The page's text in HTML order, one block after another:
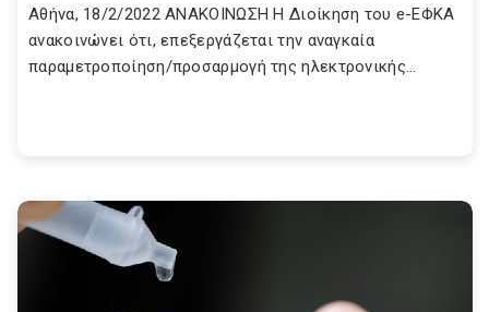
Αθήνα, 18/2/2022 ΑΝΑΚΟΙΝΩΣΗ Η Διοίκηση του e-ΕΦΚΑ
ανακοινώνει ότι, επεξεργάζεται την αναγκαία
παραμετροποίηση/προσαρμογή της ηλεκτρονικής...